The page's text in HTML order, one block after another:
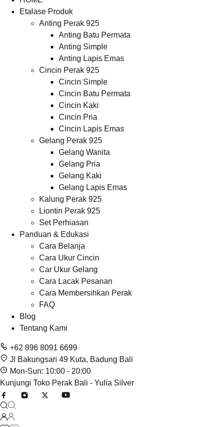
Etalase Produk
Anting Perak 925
Anting Batu Permata
Anting Simple
Anting Lapis Emas
Cincin Perak 925
Cincin Simple
Cincin Batu Permata
Cincin Kaki
Cincin Pria
Cincin Lapis Emas
Gelang Perak 925
Gelang Wanita
Gelang Pria
Gelang Kaki
Gelang Lapis Emas
Kalung Perak 925
Liontin Perak 925
Set Perhiasan
Panduan & Edukasi
Cara Belanja
Cara Ukur Cincin
Car Ukur Gelang
Cara Lacak Pesanan
Cara Membersihkan Perak
FAQ
Blog
Tentang Kami
+62 896 8091 6699
Jl Bakungsari 49 Kuta, Badung Bali
Mon-Sun: 10:00 - 20:00
Kunjungi Toko Perak Bali - Yulia Silver